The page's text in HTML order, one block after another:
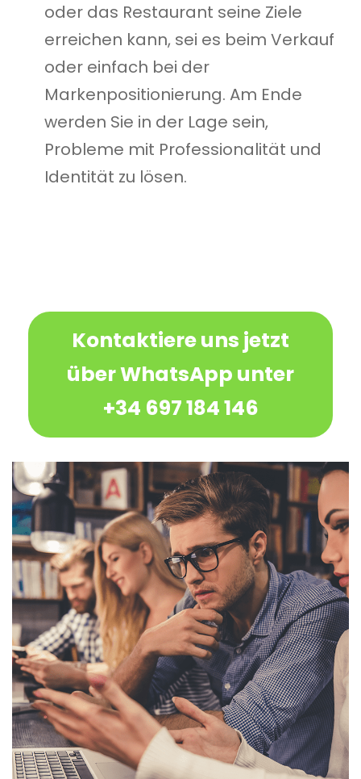
oder das Restaurant seine Ziele
erreichen kann, sei es beim Verkauf
oder einfach bei der
Markenpositionierung. Am Ende
werden Sie in der Lage sein,
Probleme mit Professionalität und
Identität zu lösen.
Kontaktiere uns jetzt
über WhatsApp unter
+34 697 184 146